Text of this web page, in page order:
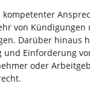
von
Darüber hinaus
Einforderung
oder